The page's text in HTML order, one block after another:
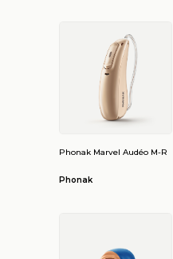
Phonak Marvel Audéo M-R
Phonak